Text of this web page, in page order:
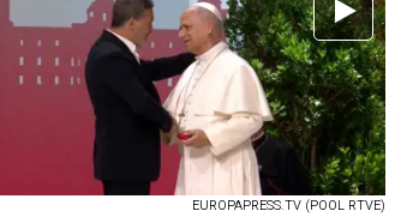
EUROPAPRESS.TV (POOL RTVE)